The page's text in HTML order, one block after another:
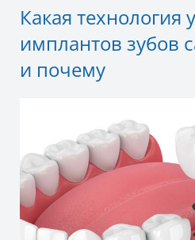
Какая технология
имплантов зубов
и почему